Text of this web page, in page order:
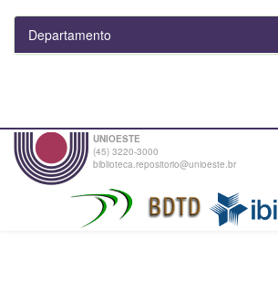
Departamento
UNIOESTE
(45) 3220-3000
biblioteca.repositorio@unioeste.br